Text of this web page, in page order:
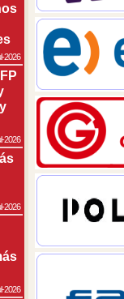
2026
2026
2026
2026